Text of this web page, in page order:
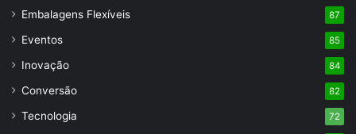
Embalagens Flexíveis 87
Eventos 85
Inovação 84
Conversão 82
Tecnologia 72